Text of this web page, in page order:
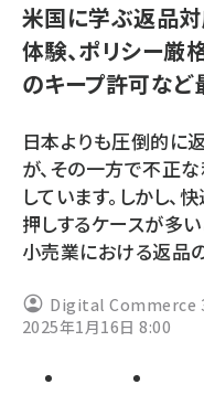
yahoo (1908)
楽天 (1876)
アスクル (1122)
base (1083)
ビィ・フォアード
米国に学ぶ返品対
体験、ポリシー厳
のキープ許可な
日本よりも圧倒的に
が、その一方で不正
しています。しかし
押しするケースが多
小売業における返品
Digital Commerce
2025年1月16日 8:00